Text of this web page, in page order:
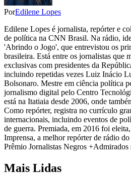
PorEdilene Lopes
Edilene Lopes é jornalista, repórter e
de política na CNN Brasil. Na rádio,
'Abrindo o Jogo', que entrevistou os
brasileira. Está entre os jornalistas que
exclusivas com presidentes da
incluindo repetidas vezes Luiz Inácio
Bolsonaro. Mestre em ciência política
jornalismo digital pelo Centro
está na Itatiaia desde 2006, onde
Como repórter, registra no currículo
internacionais, incluindo eventos de
de guerra. Premiada, em 2016 foi
Imprensa, a melhor repórter de rádio
Prêmio Jornalistas Negros
Mais Lidas